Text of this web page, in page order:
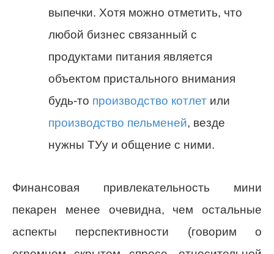
выпечки. Хотя можно отметить, что
любой бизнес связанный с
продуктами питания является
объектом пристального внимания
будь-то производство котлет или
производство пельменей, везде
нужны ТУу и общение с ними.
Финансовая привлекательность мини
пекарен менее очевидна, чем остальные
аспекты перспективности (говорим о